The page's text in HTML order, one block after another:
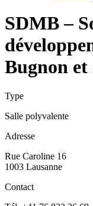
SDMB –
Bugnon et
Type
Salle polyvalente
Adresse
Rue Caroline 16
1003 Lausanne
Contact